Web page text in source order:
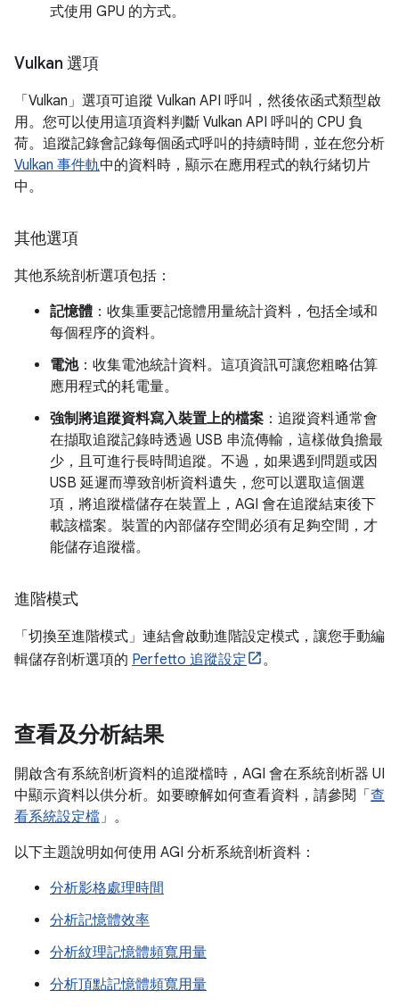
式使用 GPU 的方式。
Vulkan 選項
「Vulkan」 選項可追蹤 Vulkan API 呼叫，然後依函式類型啟
用。您可以使用這項資料判斷 Vulkan API 呼叫的 CPU 負
荷。追蹤記錄會記錄每個函式呼叫的持續時間，並在您分析
Vulkan 事件軌中的資料時，顯示在應用程式的執行緒切片
中。
其他選項
其他系統剖析選項包括：
記憶體：收集重要記憶體用量統計資料，包括全域和
每個程序的資料。
電池：收集電池統計資料。這項資訊可讓您粗略估算
應用程式的耗電量。
強制將追蹤資料寫入裝置上的檔案 ：追蹤資料通常會
在擷取追蹤記錄時透過 USB 串流傳輸，這樣做負擔最
少，且可進行長時間追蹤。不過，如果遇到問題或因
USB 延遲而導致剖析資料遺失，您可以選取這個選
項，將追蹤檔儲存在裝置上，AGI 會在追蹤結束後下
載該檔案。裝置的內部儲存空間必須有足夠空間，才
能儲存追蹤檔。
進階模式
「切換至進階模式」 連結會啟動進階設定模式，讓您手動編
輯儲存剖析選項的 Perfetto 追蹤設定 。
查看及分析結果
開啟含有系統剖析資料的追蹤檔時，AGI 會在系統剖析器 UI
中顯示資料以供分析。如要瞭解如何查看資料，請參閱「 查
看系統設定檔」。
以下主題說明如何使用 AGI 分析系統剖析資料：
分析影格處理時間
分析記憶體效率
分析紋理記憶體頻寬用量
分析頂點記憶體頻寬用量